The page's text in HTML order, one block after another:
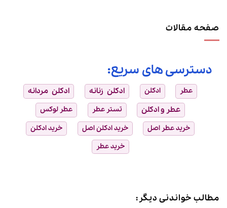
صفحه مقالات
دسترسی های سریع:
عطر ادکلن ادکلن زنانه
ادکلن مردانه
عطر و ادکلن
تستر عطر
عطر لوکس
خرید عطر اصل
خرید ادکلن اصل
خرید ادکلن
خرید عطر
مطالب خواندنی دیگر: